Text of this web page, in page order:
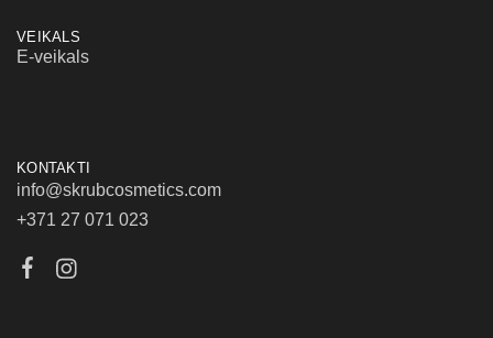
VEIKALS
E-veikals
KONTAKTI
info@skrubcosmetics.com
+371 27 071 023